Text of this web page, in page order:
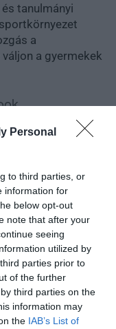
Personal
to third parties, or
information for
below opt-out
note that after your
seeing
utilized by
parties prior to
of the further
third parties on the
information may
the IAB’s List of
tanulmányi
a
a gyermekek
kövessen
Hírek oldalán!